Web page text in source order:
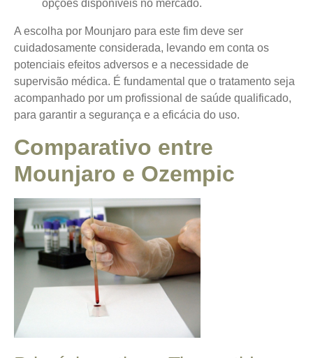
opções disponíveis no mercado.
A escolha por Mounjaro para este fim deve ser
cuidadosamente considerada, levando em conta os
potenciais efeitos adversos e a necessidade de
supervisão médica. É fundamental que o tratamento seja
acompanhado por um profissional de saúde qualificado,
para garantir a segurança e a eficácia do uso.
Comparativo entre
Mounjaro e Ozempic